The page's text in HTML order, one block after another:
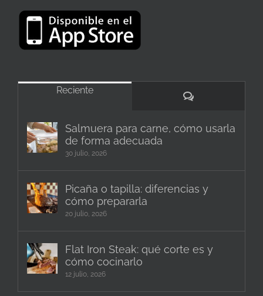
Reciente
Comentarios
Salmuera para carne, cómo usarla
de forma adecuada
30 julio, 2026
Picaña o tapilla: diferencias y
cómo prepararla
20 julio, 2026
Flat Iron Steak: qué corte es y
cómo cocinarlo
12 julio, 2026